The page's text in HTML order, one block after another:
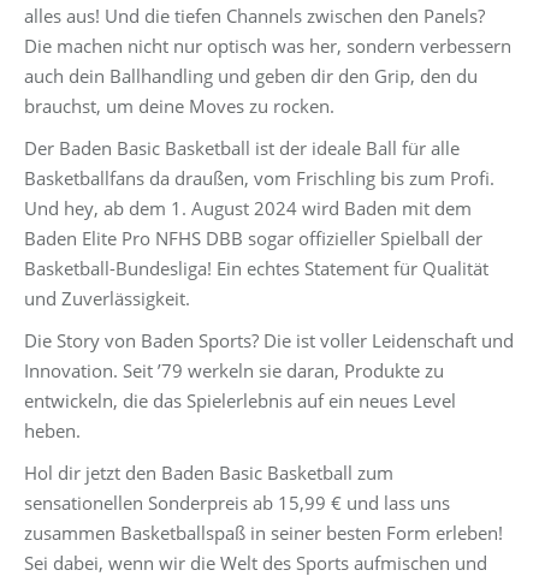
alles aus! Und die tiefen Channels zwischen den Panels?
Die machen nicht nur optisch was her, sondern verbessern
auch dein Ballhandling und geben dir den Grip, den du
brauchst, um deine Moves zu rocken.
Der Baden Basic Basketball ist der ideale Ball für alle
Basketballfans da draußen, vom Frischling bis zum Profi.
Und hey, ab dem 1. August 2024 wird Baden mit dem
Baden Elite Pro NFHS DBB sogar offizieller Spielball der
Basketball-Bundesliga! Ein echtes Statement für Qualität
und Zuverlässigkeit.
Die Story von Baden Sports? Die ist voller Leidenschaft und
Innovation. Seit ’79 werkeln sie daran, Produkte zu
entwickeln, die das Spielerlebnis auf ein neues Level
heben.
Hol dir jetzt den Baden Basic Basketball zum
sensationellen Sonderpreis ab 15,99 € und lass uns
zusammen Basketballspaß in seiner besten Form erleben!
Sei dabei, wenn wir die Welt des Sports aufmischen und